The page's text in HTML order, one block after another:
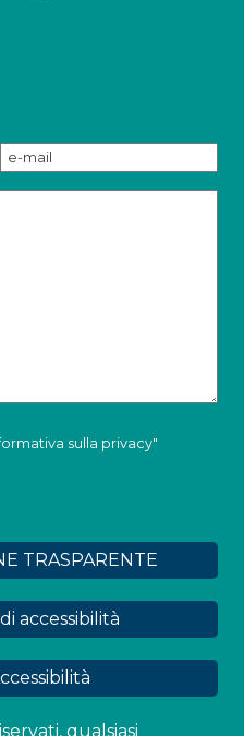
sulla privacy"
TRASPARENTE
accessibilità
qualsiasi